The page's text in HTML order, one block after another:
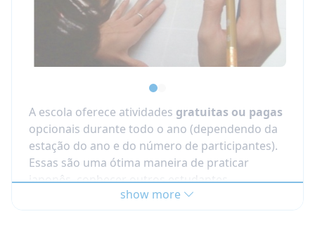
Wi-Fi gratuito, computadores para os
alunos
Cursos gerais de japonês (curta
colocação na classe é baseada no nível)
Tamanho máximo da classe:8-9 alunos
Aulas:20 aulas por semana, de segunda a
A escola oferece atividades gratuitas ou pagas
opcionais durante todo o ano (dependendo da
estação do ano e do número de participantes).
Essas são uma ótima maneira de praticar
japonês, conhecer outros estudantes
internacionais e descobrir a cidade fora da sala
de aula.
show more